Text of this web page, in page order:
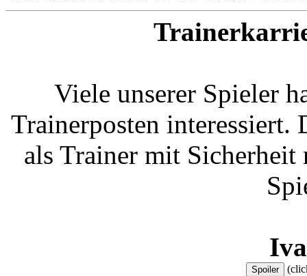
Viele unserer Spieler
Trainerposten interessiert.
als Trainer mit